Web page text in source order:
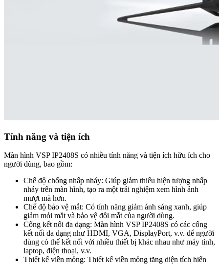
Tính năng và tiện ích
Màn hình VSP IP2408S có nhiều tính năng và tiện ích hữu ích cho
người dùng, bao gồm:
Chế độ chống nhấp nháy: Giúp giảm thiểu hiện tượng nhấp
nháy trên màn hình, tạo ra một trải nghiệm xem hình ảnh
mượt mà hơn.
Chế độ bảo vệ mắt: Có tính năng giảm ánh sáng xanh, giúp
giảm mỏi mắt và bảo vệ đôi mắt của người dùng.
Cổng kết nối đa dạng: Màn hình VSP IP2408S có các cổng
kết nối đa dạng như HDMI, VGA, DisplayPort, v.v. để người
dùng có thể kết nối với nhiều thiết bị khác nhau như máy tính,
laptop, điện thoại, v.v.
Thiết kế viền mỏng: Thiết kế viền mỏng tăng diện tích hiển